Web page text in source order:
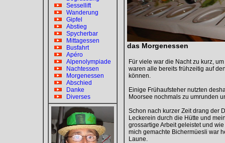
Sessellift
Wanderung
Gipfel
Abstieg
Spycherbar
Mittagessen
Busfahrt
Apéro
Alpenolympiade
Nachtessen
Morgenessen
Abschied
Danke
Diverses
das Morgenessen
Für viele war die Nacht zu kurz,
waren alle bereits frühzeitig auf
können.
Einige Frühaufsteher nutzten
Moorsee nochmals zu umrunden
Schon nach kurzer Zeit drang der
Leckerein durch die Hütte und
grossartige Arbeit geleistet und
mich gemachte Bichermüesli war
Laune.